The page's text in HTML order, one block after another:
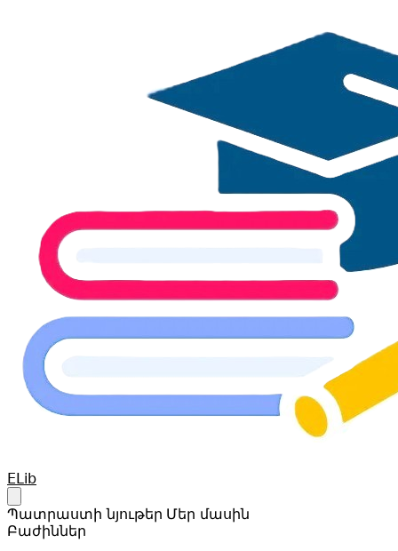
Your Company
ELib
Պատրաստի նյութեր Մեր մասին
Բաժիններ